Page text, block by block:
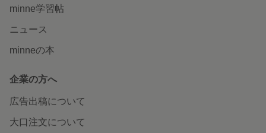
minne学習帖
ニュース
minneの本
企業の方へ
広告出稿について
大口注文について